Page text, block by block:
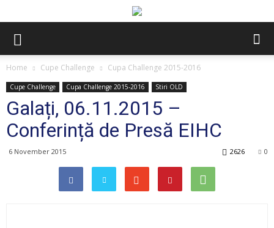
Home Cupe Challenge Cupa Challenge 2015-2016
Cupe Challenge Cupa Challenge 2015-2016 Stiri OLD
Galați, 06.11.2015 –
Conferință de Presă EIHC
6 November 2015 0
2626